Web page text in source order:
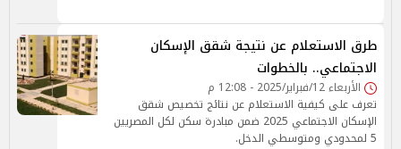
طرق الاستعلام عن نتيجة شقق الإسكان
الاجتماعي.. بالخطوات
الأربعاء 12/فبراير/2025 - 12:08 م
تعرف على كيفية الاستعلام عن نتائج تخصيص شقق
الإسكان الاجتماعي 2025 ضمن مبادرة سكن لكل المصريين
5 لمحدودي ومتوسطي الدخل.